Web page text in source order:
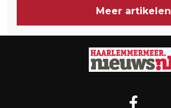
Meer artikelen